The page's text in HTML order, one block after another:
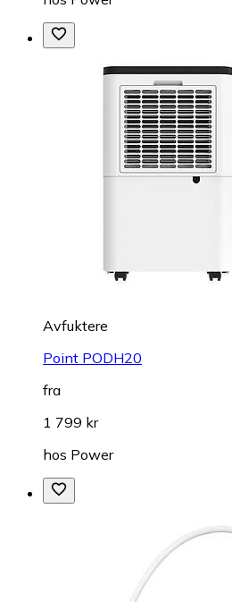
Avfuktere
Point PODH20
fra
1 799 kr
hos Power